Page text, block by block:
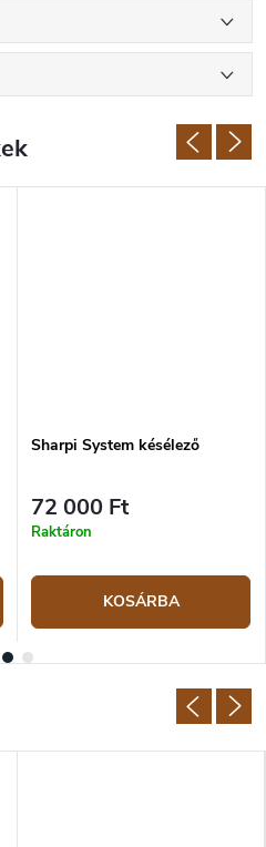
Sharpi System késélező
72 000 Ft
Raktáron
KOSÁRBA